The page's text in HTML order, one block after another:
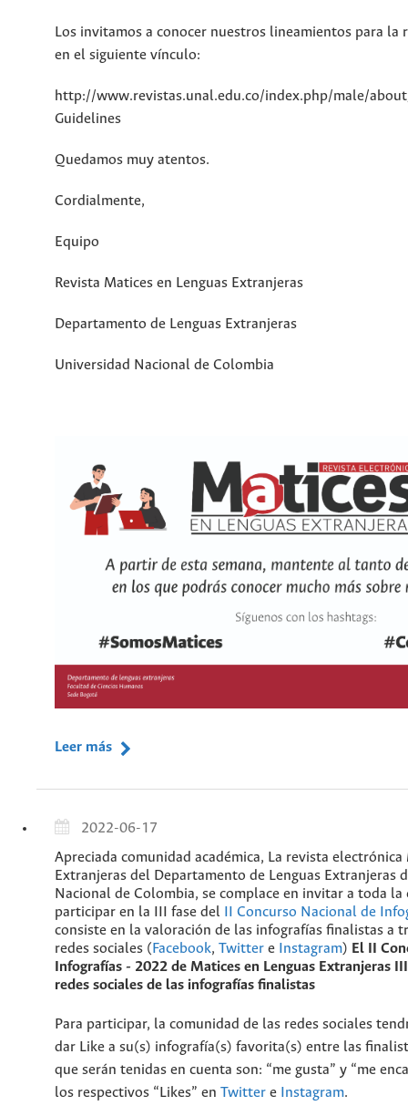
Los invitamos a conocer nuestros lineamientos para la
en el siguiente vínculo:
http://www.revistas.unal.edu.co/index.php/male/
Guidelines
Quedamos muy atentos.
Cordialmente,
Equipo
Revista Matices en Lenguas Extranjeras
Departamento de Lenguas Extranjeras
Universidad Nacional de Colombia
Leer más
2022-06-17
Apreciada comunidad académica, La revista electrónica
Extranjeras del Departamento de Lenguas Extranjeras
Nacional de Colombia, se complace en invitar a toda la
participar en la III fase del
II Concurso Nacional de
consiste en la valoración de las infografías finalistas a
redes sociales ( Facebook, Twitter e Instagram) El II
Infografías - 2022 de Matices en Lenguas Extranjeras
redes sociales de las infografías finalistas
Para participar, la comunidad de las redes sociales
dar Like a su(s) infografía(s) favorita(s) entre las
que serán tenidas en cuenta son: “me gusta” y “me
los respectivos “Likes” en Twitter e Instagram.